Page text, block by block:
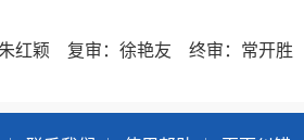
红颖 复审：徐艳友 终审：常开胜